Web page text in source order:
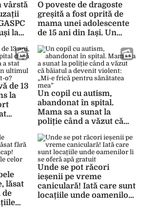
vârstă
la
O poveste de dragoste
greșită a fost oprită de
mama unei adolescente
de 15 ani din Iași. Un
după gratii după o lună
de „iubire”
de 13
la
a
Un copil cu autism,
abandonat în spital.
Mama sa a sunat la
poliție când a văzut că
„Mi-e frică pentru
sănătatea mea”
lăsat
de
Unde se pot răcori
ieșenii pe vreme
caniculară! Iată care sunt
locațiile unde oamenilor